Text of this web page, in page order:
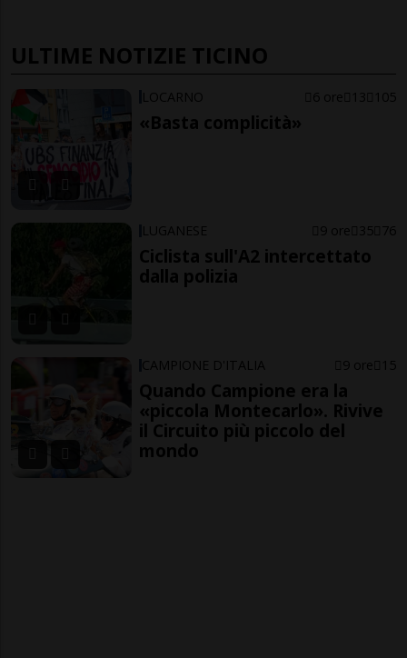
ULTIME NOTIZIE TICINO
LOCARNO 6 ore 13 105
«Basta complicità»
LUGANESE 9 ore 35 76
Ciclista sull'A2 intercettato
dalla polizia
CAMPIONE D'ITALIA 9 ore 15
Quando Campione era la
«piccola Montecarlo». Rivive
il Circuito più piccolo del
mondo